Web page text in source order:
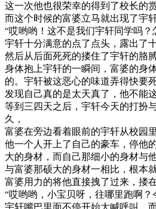
这一次他也很荣幸的得到了校长的
而这个时候的富婆立马就出现了宇
“哎哟哟！这不是我们宇轩同学吗
宇轩十分满意的点了点头，露出了
然后从后面死死的搂住了宇轩的胳膊
身体抱上宇轩的一瞬间，富婆的身
的。宇轩被这恶心的味道弄得快要
发现自己真的是太天真了，他不能
等到三四天之后，宇轩今天的打扮
久，
富婆在旁边看着眼前的宇轩从校园
他一个人开上了自己的豪车，停他
大的身材，而自己那细小的身材与
与富婆那硕大的身材一相比，根本
富婆用力的将他直接拽了过来，搂
“哎哟哟，小宝贝呀，往哪里跑啊